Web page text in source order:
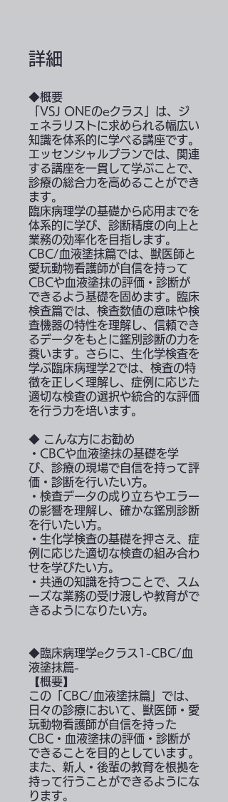
詳細
◆概要
「VSJ ONEのeクラス」は、ジ
ェネラリストに求められる幅広い
知識を体系的に学べる講座です。
エッセンシャルプランでは、関連
する講座を一貫して学ぶことで、
診療の総合力を高めることができ
ます。
臨床病理学の基礎から応用までを
体系的に学び、診断精度の向上と
業務の効率化を目指します。
CBC/血液塗抹篇では、獣医師と
愛玩動物看護師が自信を持って
CBCや血液塗抹の評価・診断が
できるよう基礎を固めます。臨床
検査篇では、検査数値の意味や検
査機器の特性を理解し、信頼でき
るデータをもとに鑑別診断の力を
養います。さらに、生化学検査を
学ぶ臨床病理学2では、検査の特
徴を正しく理解し、症例に応じた
適切な検査の選択や統合的な評価
を行う力を培います。
◆ こんな方にお勧め
・CBCや血液塗抹の基礎を学
び、診療の現場で自信を持って評
価・診断を行いたい方。
・検査データの成り立ちやエラー
の影響を理解し、確かな鑑別診断
を行いたい方。
・生化学検査の基礎を押さえ、症
例に応じた適切な検査の組み合わ
せを学びたい方。
・共通の知識を持つことで、スム
ーズな業務の受け渡しや教育がで
きるようになりたい方。
◆臨床病理学eクラス1-CBC/血
液塗抹篇-
【概要】
この「CBC/血液塗抹篇」では、
日々の診療において、獣医師・愛
玩動物看護師が自信を持った
CBC・血液塗抹の評価・診断が
できることを目的としています。
また、新人・後輩の教育を根拠を
持って行うことができるようにな
ります。